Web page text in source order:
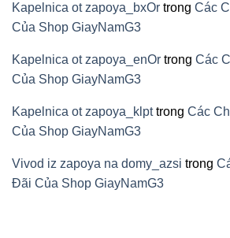
Kapelnica ot zapoya_bxOr trong Các
Của Shop GiayNamG3
Kapelnica ot zapoya_enOr trong Các
Của Shop GiayNamG3
Kapelnica ot zapoya_klpttrong Các
Của Shop GiayNamG3
Vivod iz zapoya na domy_azsi trong
Đãi Của Shop GiayNamG3